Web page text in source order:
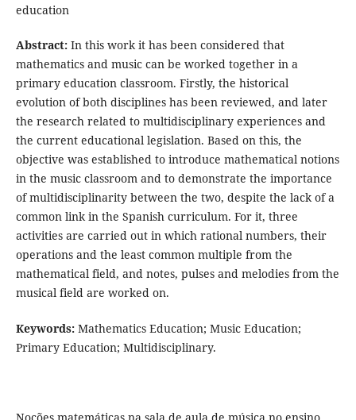
education
Abstract: In this work it has been considered that
mathematics and music can be worked together in a
primary education classroom. Firstly, the historical
evolution of both disciplines has been reviewed, and later
the research related to multidisciplinary experiences and
the current educational legislation. Based on this, the
objective was established to introduce mathematical notions
in the music classroom and to demonstrate the importance
of multidisciplinarity between the two, despite the lack of a
common link in the Spanish curriculum. For it, three
activities are carried out in which rational numbers, their
operations and the least common multiple from the
mathematical field, and notes, pulses and melodies from the
musical field are worked on.
Keywords: Mathematics Education; Music Education;
Primary Education; Multidisciplinary.
Noções matemáticas na sala de aula de música no ensino